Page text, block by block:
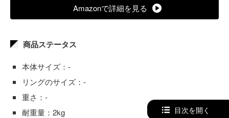
Amazonで詳細を見る
商品ステータス
本体サイズ：-
リングのサイズ：-
重さ：-
耐重量：2kg
目次を開く